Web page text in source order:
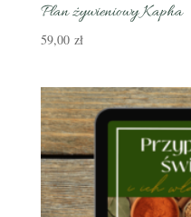
Plan żywieniowy Kapha
59,00 zł